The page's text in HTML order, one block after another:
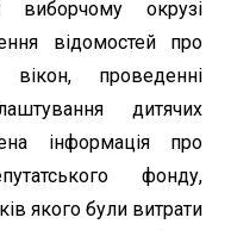
виборчому окрузі
відомостей про
проведенні
дитячих
інформація про
фонду,
якого були витрати